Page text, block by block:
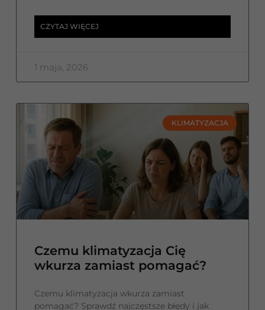
CZYTAJ WIĘCEJ
1 maja, 2026
KLIMATYZACJA
Czemu klimatyzacja Cię
wkurza zamiast pomagać?
Czemu klimatyzacja wkurza zamiast
pomagać? Sprawdź najczęstsze błędy i jak